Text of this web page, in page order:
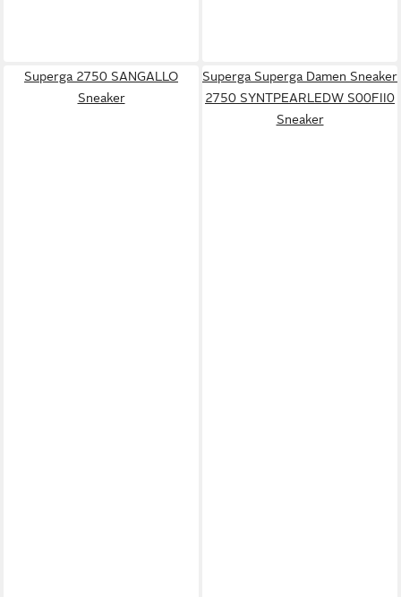
Superga 2750 SANGALLO
Sneaker
Superga Superga Damen Sneaker
2750 SYNTPEARLEDW S00FII0
Sneaker